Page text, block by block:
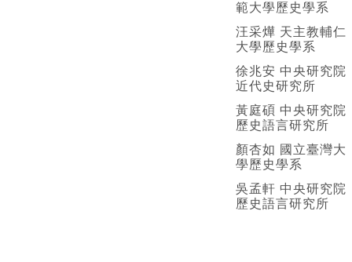
範大學歷史學系
汪采燁 天主教輔仁
大學歷史學系
徐兆安 中央研究院
近代史研究所
黃庭碩 中央研究院
歷史語言研究所
顏杏如 國立臺灣大
學歷史學系
吳孟軒 中央研究院
歷史語言研究所